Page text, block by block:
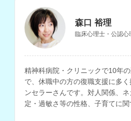
森口 裕理
臨床心理士・公認心
精神科病院・クリニックで10年
で、休職中の方の復職支援に多
ンセラーさんです。対人関係、
定・過敏さ等の性格、子育てに関